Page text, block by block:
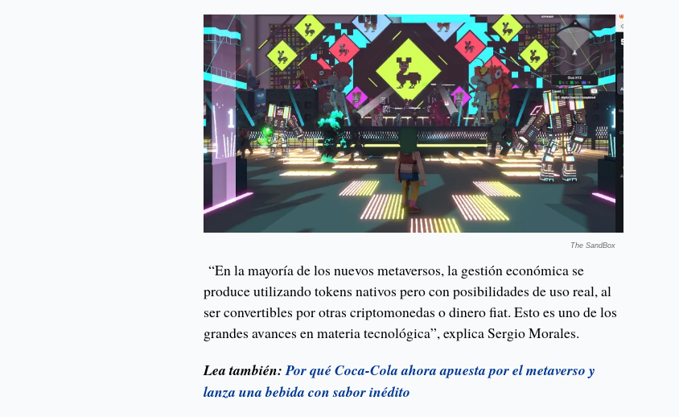
The SandBox
“En la mayoría de los nuevos metaversos, la gestión económica se
produce utilizando tokens nativos pero con posibilidades de uso real, al
ser convertibles por otras criptomonedas o dinero fiat. Esto es uno de los
grandes avances en materia tecnológica”, explica Sergio Morales.
Lea también:Por qué Coca-Cola ahora apuesta por el metaverso y
lanza una bebida con sabor inédito